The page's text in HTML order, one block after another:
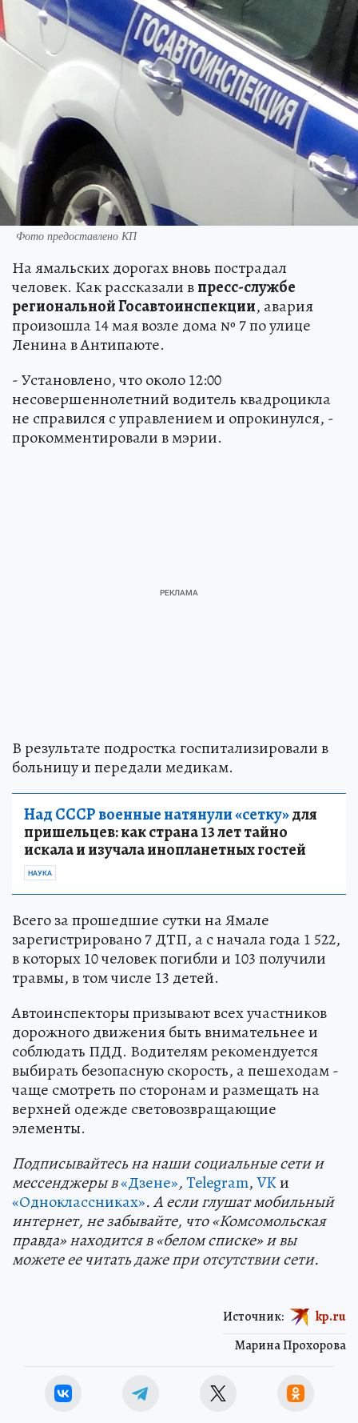
Фото предоставлено КП
На ямальских дорогах вновь пострадал
человек. Как рассказали впресс-службе
региональной Госавтоинспекции, авария
произошла 14 мая возле дома № 7 по улице
Ленина в Антипаюте.
- Установлено, что около 12:00
несовершеннолетний водитель квадроцикла
не справился с управлением и опрокинулся, -
прокомментировали в мэрии.
В результате подростка госпитализировали в
больницу и передали медикам.
Над СССР военные натянули «сетку»для
пришельцев: как страна 13 лет тайно
искала и изучала инопланетных гостей
НАУКА
Всего за прошедшие сутки на Ямале
зарегистрировано 7 ДТП, а с начала года 1 522,
в которых 10 человек погибли и 103 получили
травмы, в том числе 13 детей.
Автоинспекторы призывают всех участников
дорожного движения быть внимательнее и
соблюдать ПДД. Водителям рекомендуется
выбирать безопасную скорость, а пешеходам -
чаще смотреть по сторонам и размещать на
верхней одежде световозвращающие
элементы.
Подписывайтесь на наши социальные сети и
мессенджеры в«Дзене»,Telegram,VKи
«Одноклассниках». А если глушат мобильный
интернет, не забывайте, что «Комсомольская
правда» находится в «белом списке» и вы
можете ее читать даже при отсутствии сети.
Марина Прохорова
Источник: kp.ru